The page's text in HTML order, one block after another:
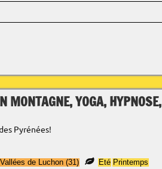
MONTAGNE, YOGA, HYPNOSE,
Pyrénées!
Vallées de Luchon (31) Eté Printemps